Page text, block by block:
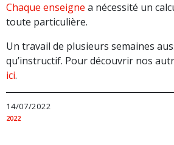
Chaque enseigne a nécessité un
toute particulière.
Un travail de plusieurs semaines
qu’instructif. Pour découvrir nos
ici.
14/07/2022
2022